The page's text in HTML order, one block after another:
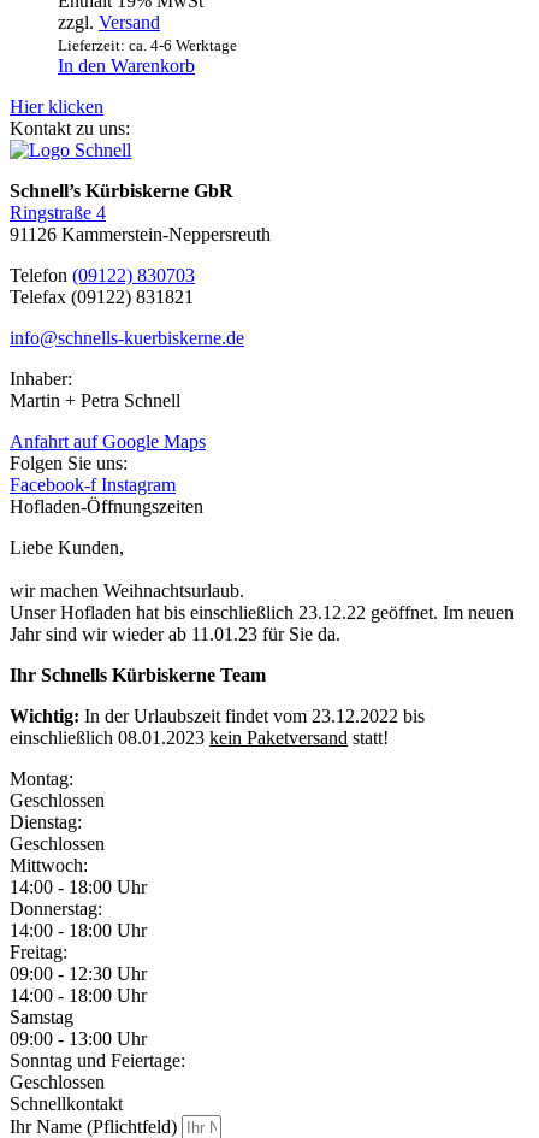
zzgl. Versand
Lieferzeit: ca. 4-6 Werktage
In den Warenkorb
Hier klicken
Kontakt zu uns:
Schnell’s Kürbiskerne GbR
Ringstraße 4
91126 Kammerstein-Neppersreuth
Telefon (09122) 830703
Telefax (09122) 831821
info@schnells-kuerbiskerne.de
Inhaber:
Martin + Petra Schnell
Anfahrt auf Google Maps
Folgen Sie uns:
Facebook-f Instagram
Hofladen-Öffnungszeiten
Liebe Kunden,
wir machen Weihnachtsurlaub.
Unser Hofladen hat bis einschließlich 23.12.22 geöffnet. Im neuen
Jahr sind wir wieder ab 11.01.23 für Sie da.
Ihr Schnells Kürbiskerne Team
Wichtig: In der Urlaubszeit findet vom 23.12.2022 bis
einschließlich 08.01.2023 kein Paketversand statt!
Montag:
Geschlossen
Dienstag:
Geschlossen
Mittwoch:
14:00 - 18:00 Uhr
Donnerstag:
14:00 - 18:00 Uhr
Freitag:
09:00 - 12:30 Uhr
14:00 - 18:00 Uhr
Samstag
09:00 - 13:00 Uhr
Sonntag und Feiertage:
Geschlossen
Schnellkontakt
Ihr Name (Pflichtfeld)